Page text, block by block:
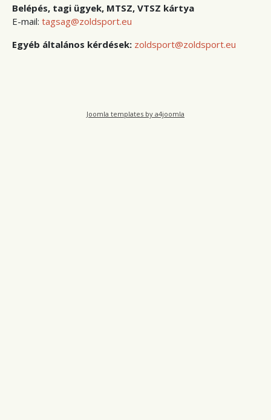
Belépés, tagi ügyek, MTSZ, VTSZ kártya
E-mail: tagsag@zoldsport.eu
Egyéb általános kérdések: zoldsport@zoldsport.eu
Joomla templates by a4joomla